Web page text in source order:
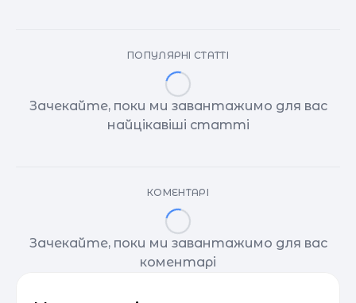
ПОПУЛЯРНІ СТАТТІ
Зачекайте, поки ми завантажимо для вас
найцікавіші статті
КОМЕНТАРІ
Зачекайте, поки ми завантажимо для вас
коментарі